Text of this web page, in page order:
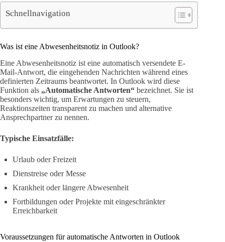
Schnellnavigation
Was ist eine Abwesenheitsnotiz in Outlook?
Eine Abwesenheitsnotiz ist eine automatisch versendete E-
Mail-Antwort, die eingehenden Nachrichten während eines
definierten Zeitraums beantwortet. In Outlook wird diese
Funktion als „Automatische Antworten“ bezeichnet. Sie ist
besonders wichtig, um Erwartungen zu steuern,
Reaktionszeiten transparent zu machen und alternative
Ansprechpartner zu nennen.
Typische Einsatzfälle:
Urlaub oder Freizeit
Dienstreise oder Messe
Krankheit oder längere Abwesenheit
Fortbildungen oder Projekte mit eingeschränkter
Erreichbarkeit
Voraussetzungen für automatische Antworten in Outlook